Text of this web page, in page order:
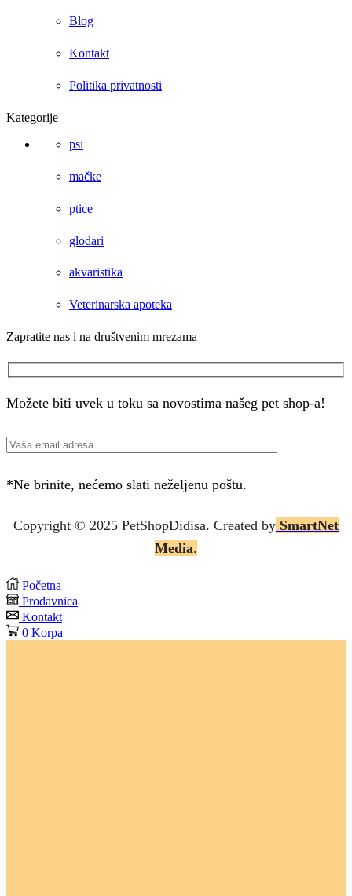
Blog
Kontakt
Politika privatnosti
Kategorije
psi
mačke
ptice
glodari
akvaristika
Veterinarska apoteka
Zapratite nas i na društvenim mrezama
Facebook
Instagram
Možete biti uvek u toku sa novostima našeg pet shop-a!
*Ne brinite, nećemo slati neželjenu poštu.
Copyright © 2025 PetShopDidisa. Created by SmartNet
Media.
Početna
Prodavnica
Kontakt
0 Korpa